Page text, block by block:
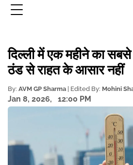
दिल्ली में एक महीने का सबसे
ठंड से राहत के आसार नहीं
By: AVM GP Sharma | Edited By: Mohini
Jan 8, 2026, 12:00 PM